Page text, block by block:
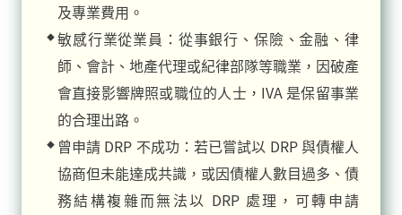
及專業費用。
敏感行業從業員：從事銀行、保險、金融、律
師、會計、地產代理或紀律部隊等職業，因破產
會直接影響牌照或職位的人士，IVA 是保留事業
的合理出路。
曾申請 DRP 不成功：若已嘗試以 DRP 與債權人
協商但未能達成共識，或因債權人數目過多、債
務結構複雜而無法以 DRP 處理，可轉申請